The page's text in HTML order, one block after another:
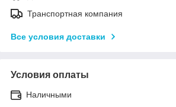
Транспортная компания
Все условия доставки
Условия оплаты
Наличными